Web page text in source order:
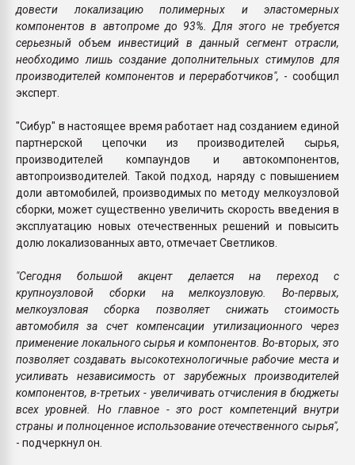
довести локализацию полимерных и эластомерных
компонентов в автопроме до 93%. Для этого не требуется
серьезный объем инвестиций в данный сегмент отрасли,
необходимо лишь создание дополнительных стимулов для
производителей компонентов и переработчиков", - сообщил
эксперт.
"Сибур" в настоящее время работает над созданием единой
партнерской цепочки из производителей сырья,
производителей компаундов и автокомпонентов,
автопроизводителей. Такой подход, наряду с повышением
доли автомобилей, производимых по методу мелкоузловой
сборки, может существенно увеличить скорость введения в
эксплуатацию новых отечественных решений и повысить
долю локализованных авто, отмечает Светликов.
"Сегодня большой акцент делается на переход с
крупноузловой сборки на мелкоузловую. Во-первых,
мелкоузловая сборка позволяет снижать стоимость
автомобиля за счет компенсации утилизационного через
применение локального сырья и компонентов. Во-вторых, это
позволяет создавать высокотехнологичные рабочие места и
усиливать независимость от зарубежных производителей
компонентов, в-третьих - увеличивать отчисления в бюджеты
всех уровней. Но главное - это рост компетенций внутри
страны и полноценное использование отечественного сырья",
- подчеркнул он.